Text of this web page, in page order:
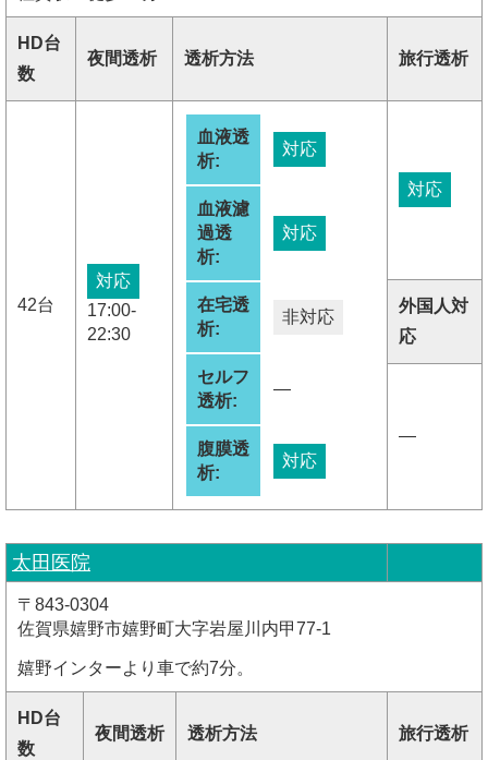
HD台
数
夜間透析 透析方法 旅行透析
42台
対応
17:00-
22:30
血液透
析:
対応
血液濾
過透
析:
対応
在宅透
析:
非対応
セルフ
透析:
―
腹膜透
析:
対応
対応
外国人対
応
―
太田医院
〒843-0304
佐賀県嬉野市嬉野町大字岩屋川内甲77-1
嬉野インターより車で約7分。
HD台
数
夜間透析 透析方法 旅行透析